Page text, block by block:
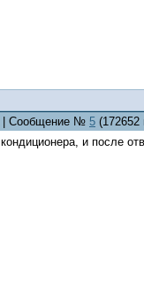
| Сообщение № 5 (172652
и после